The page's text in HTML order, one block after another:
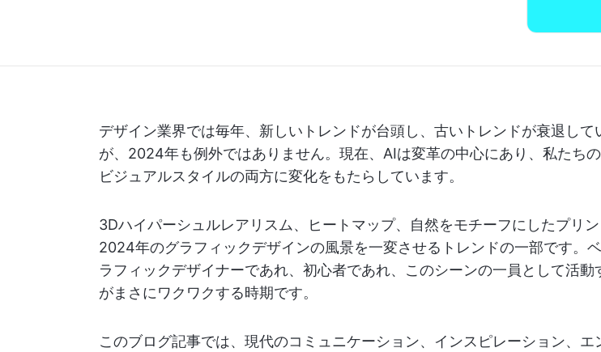
デザイン業界では毎年、新しいトレンドが台頭し、古いトレンドが衰退して
が、2024年も例外ではありません。現在、AIは変革の中心にあり、私たち
ビジュアルスタイルの両方に変化をもたらしています。
3Dハイパーシュルレアリスム、ヒートマップ、自然をモチーフにしたプリン
2024年のグラフィックデザインの風景を一変させるトレンドの一部です。
ラフィックデザイナーであれ、初心者であれ、このシーンの一員として活動
がまさにワクワクする時期です。
このブログ記事では、現代のコミュニケーション、インスピレーション、エ